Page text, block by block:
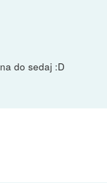
do sedaj :D